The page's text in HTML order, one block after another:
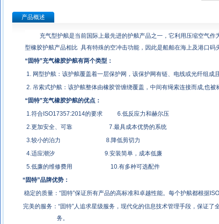
产品概述
充气型护舷是当前国际上最先进的护舷产品之一，它利用压缩空气
型橡胶护舷产品相比 具有特殊的空冲击功能，因此是船舶在海上及港口码
“ 固特”充气橡胶护舷有两个类型：
1. 网型护舷：该护舷覆盖着一层保护网，该保护网有链、电线或光纤组
2. 吊索式护舷：该护舷整体由橡胶管缠绕覆盖，中间有绳索连接而成,也被
“固特”充气橡胶护舷的优点：
1.符合ISO17357:2014的要求 6.低反应力和赫尔压
2.更加安全、可靠 7.最具成本优势的系统
3.较小的泊力 8.降低剪切力
4.适应潮汐 9.安装简单，成本低廉
5.低廉的维修费用 10.有多种可选配件
“固特”品牌优势：
稳定的质量：“固特”保证所有产品的高标准和卓越性能。每个护舷都根据
完美的服务：“固特”人追求星级服务，现代化的信息技术管理手段，保证
务。